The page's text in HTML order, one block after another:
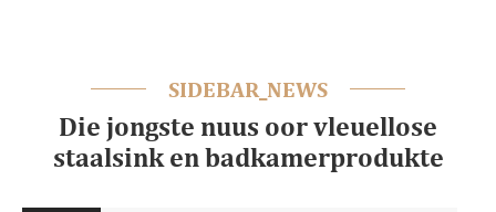
SIDEBAR_NEWS
Die jongste nuus oor vleuellose
staalsink en badkamerprodukte